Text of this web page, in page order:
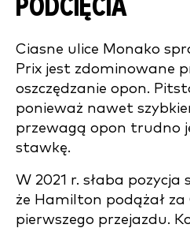
PODCIĘCIA
Ciasne ulice Monako
Prix jest zdominowane
oszczędzanie opon.
ponieważ nawet
przewagą opon trudno
stawkę.
W 2021 r. słaba
że Hamilton podążał
pierwszego przejazdu.